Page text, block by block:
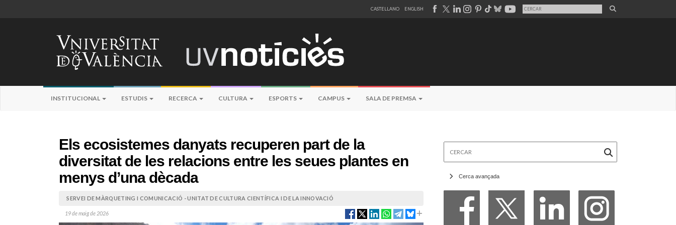
CASTELLANO ENGLISH
INSTITUCIONAL ESTUDIS RECERCA CULTURA ESPORTS CAMPUS SALA DE PREMSA
Els ecosistemes danyats recuperen part de la
diversitat de les relacions entre les seues plantes en
menys d’una dècada
SERVEI DE MÀRQUETING I COMUNICACIÓ - UNITAT DE CULTURA CIENTÍFICA I DE LA INNOVACIÓ
19 de maig de 2026
Cerca avançada